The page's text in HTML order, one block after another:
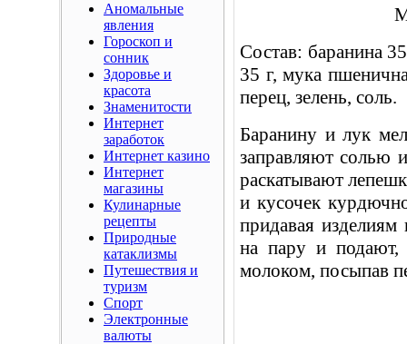
Аномальные
явления
Гороскоп и
сонник
Здоровье и
красота
Знаменитости
Интернет
заработок
Интернет казино
Интернет
магазины
Кулинарные
рецепты
Природные
катаклизмы
Путешествия и
туризм
Спорт
Электронные
валюты
Состав: баранина
35 г, мука
перец, зелень, соль.
Баранину и лук
заправляют солью
раскатывают
и кусочек
придавая
на пару и
молоком, посыпав